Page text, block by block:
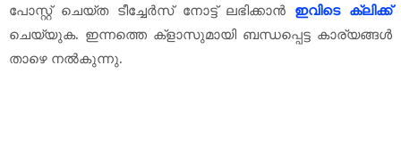
പോസ്റ്റ് ചെയ്ത ടീച്ചേർസ് നോട്ട് ലഭിക്കാൻ ഇവിടെ ക്ലിക്ക്
ചെയ്യുക. ഇന്നത്തെ ക്‌ളാസുമായി ബന്ധപ്പെട്ട കാര്യങ്ങൾ
താഴെ നൽകുന്നു.